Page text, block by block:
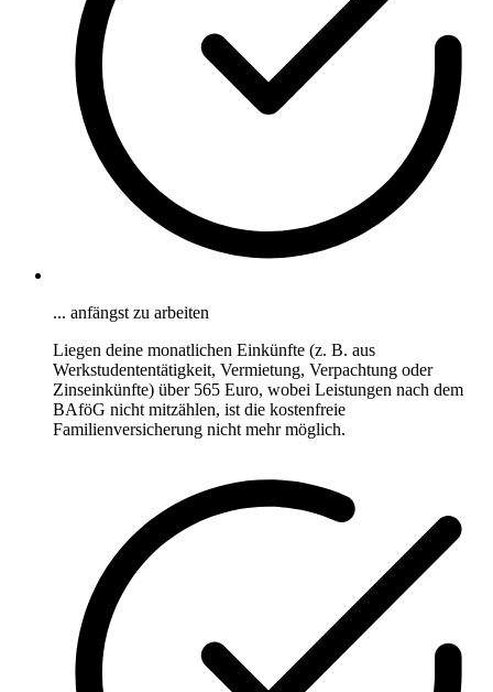
... anfängst zu arbeiten
Liegen deine monatlichen Einkünfte (z. B. aus
Werkstudententätigkeit, Vermietung, Verpachtung oder
Zinseinkünfte) über 565 Euro, wobei Leistungen nach dem
BAföG nicht mitzählen, ist die kostenfreie
Familienversicherung nicht mehr möglich.